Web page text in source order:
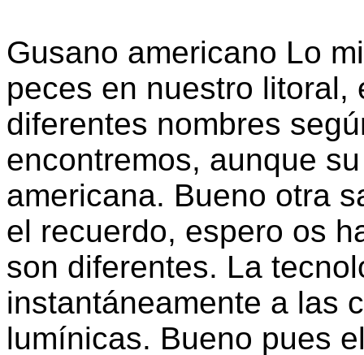
Gusano americano Lo
peces en nuestro litoral,
diferentes nombres
encontremos, aunque
americana. Bueno otra
el recuerdo, espero os
son diferentes. La
instantáneamente a las
lumínicas. Bueno pues